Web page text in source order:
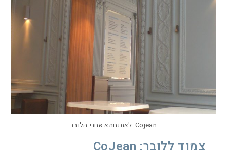
Cojean. לאתנחתא אחרי הלובר
צמוד ללובר: CoJean